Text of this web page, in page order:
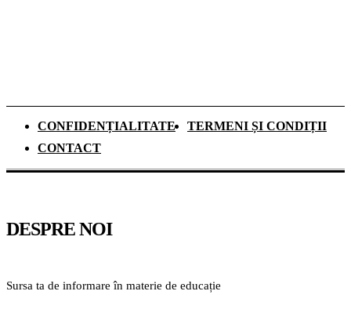
CONFIDENȚIALITATE
TERMENI ȘI CONDIȚII
CONTACT
DESPRE NOI
Sursa ta de informare în materie de educație